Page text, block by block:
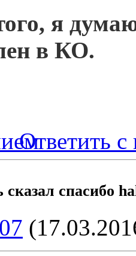
я
в КО.
Ответить с
сказал cпасибо